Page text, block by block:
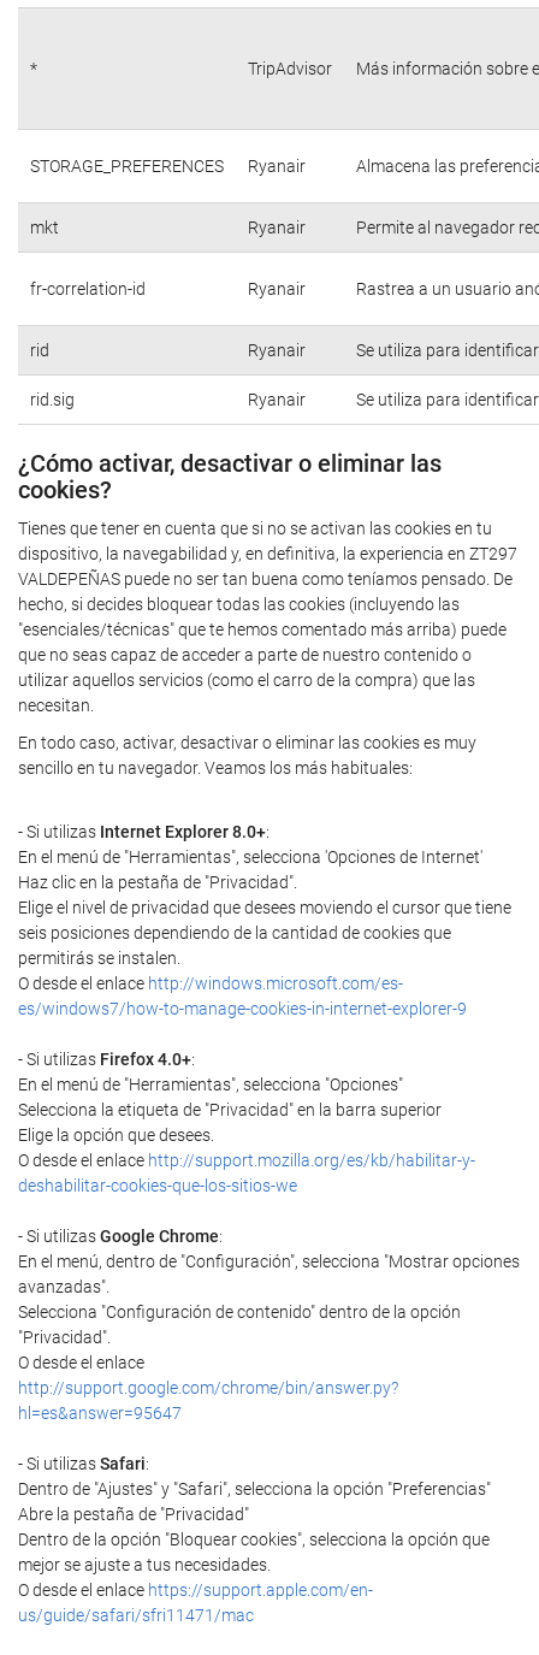
* TripAdvisor Más información sobre
STORAGE_PREFERENCES Ryanair Almacena las
mkt Ryanair Permite al navegador
fr-correlation-id Ryanair Rastrea a un usuario
rid Ryanair Se utiliza para
rid.sig Ryanair Se utiliza para
¿Cómo activar, desactivar o eliminar las
cookies?
Tienes que tener en cuenta que si no se activan las cookies en tu
dispositivo, la navegabilidad y, en definitiva, la experiencia en ZT297
VALDEPEÑAS puede no ser tan buena como teníamos pensado. De
hecho, si decides bloquear todas las cookies (incluyendo las
"esenciales/técnicas" que te hemos comentado más arriba) puede
que no seas capaz de acceder a parte de nuestro contenido o
utilizar aquellos servicios (como el carro de la compra) que las
necesitan.
En todo caso, activar, desactivar o eliminar las cookies es muy
sencillo en tu navegador. Veamos los más habituales:
- Si utilizas Internet Explorer 8.0+:
En el menú de "Herramientas", selecciona 'Opciones de Internet'
Haz clic en la pestaña de "Privacidad".
Elige el nivel de privacidad que desees moviendo el cursor que tiene
seis posiciones dependiendo de la cantidad de cookies que
permitirás se instalen.
O desde el enlace http://windows.microsoft.com/es-
es/windows7/how-to-manage-cookies-in-internet-explorer-9
- Si utilizas Firefox 4.0+:
En el menú de "Herramientas", selecciona "Opciones"
Selecciona la etiqueta de "Privacidad" en la barra superior
Elige la opción que desees.
O desde el enlace http://support.mozilla.org/es/kb/habilitar-y-
deshabilitar-cookies-que-los-sitios-we
- Si utilizasGoogle Chrome:
En el menú, dentro de "Configuración", selecciona "Mostrar opciones
avanzadas".
Selecciona "Configuración de contenido" dentro de la opción
"Privacidad".
O desde el enlace
http://support.google.com/chrome/bin/answer.py?
hl=es&answer=95647
- Si utilizasSafari:
Dentro de "Ajustes" y "Safari", selecciona la opción "Preferencias"
Abre la pestaña de "Privacidad"
Dentro de la opción "Bloquear cookies", selecciona la opción que
mejor se ajuste a tus necesidades.
O desde el enlace https://support.apple.com/en-
us/guide/safari/sfri11471/mac